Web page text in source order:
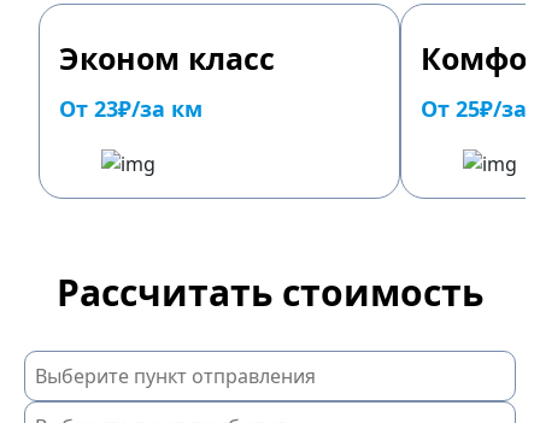
Эконом класс
От 23₽/за км От 25₽/за
Рассчитать стоимость